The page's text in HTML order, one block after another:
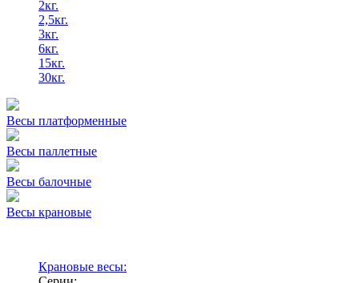
2кг.
2,5кг.
3кг.
6кг.
15кг.
30кг.
Весы платформенные
Весы паллетные
Весы балочные
Весы крановые
Крановые весы: